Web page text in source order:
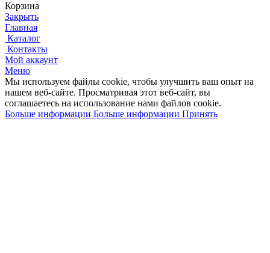
Корзина
Закрыть
Главная
Каталог
Контакты
Мой аккаунт
Меню
Мы используем файлы cookie, чтобы улучшить ваш опыт на
нашем веб-сайте. Просматривая этот веб-сайт, вы
соглашаетесь на использование нами файлов cookie.
Больше информации Больше информации Принять